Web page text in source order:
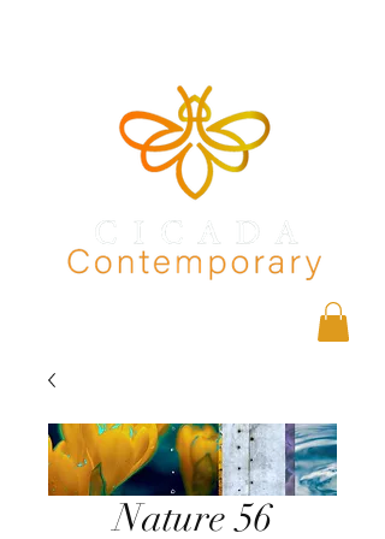
Nature 56